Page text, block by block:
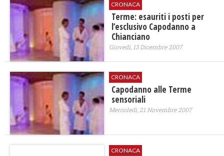
CRONACA
Terme: esauriti i posti per
l’esclusivo Capodanno a
Chianciano
Giovedì, 13 Dicembre 2007
CRONACA
Capodanno alle Terme
sensoriali
Mercoledì, 21 Novembre 2007
CRONACA